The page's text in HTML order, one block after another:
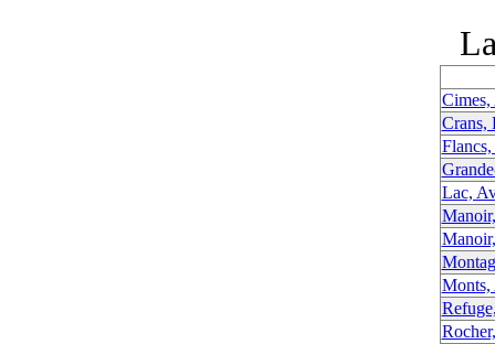
Cimes,
Crans,
Lac,
Monts,